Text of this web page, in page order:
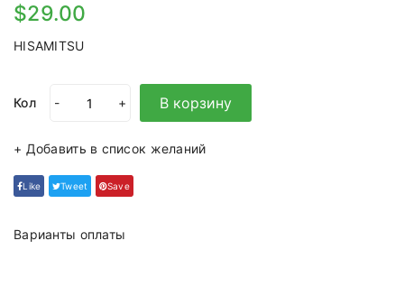
$29.00
HISAMITSU
Кол - + В корзину
+ Добавить в список желаний
Like Tweet Save
Варианты оплаты